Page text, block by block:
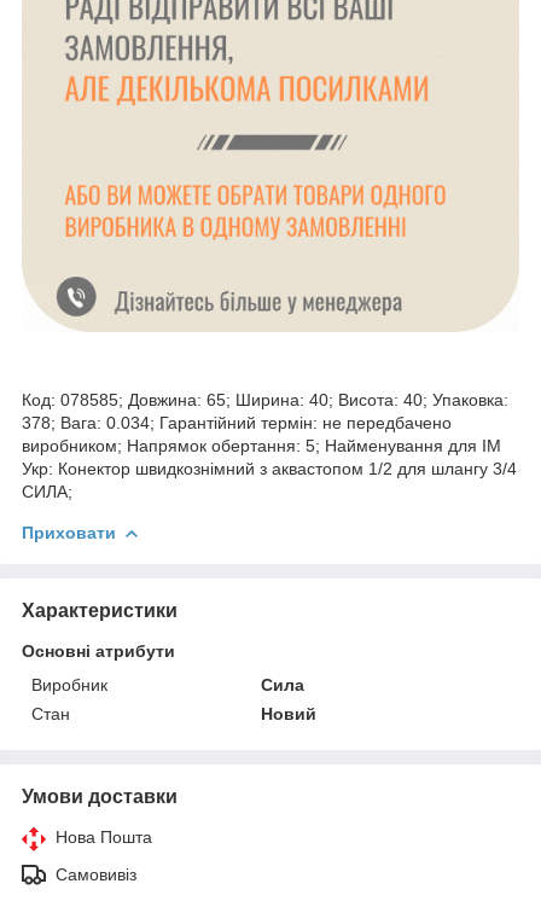
Код: 078585; Довжина: 65; Ширина: 40; Висота: 40; Упаковка:
378; Вага: 0.034; Гарантійний термін: не передбачено
виробником; Напрямок обертання: 5; Найменування для ІМ
Укр: Конектор швидкознімний з аквастопом 1/2 для шлангу 3/4
СИЛА;
Приховати
Характеристики
Основні атрибути
Виробник
Сила
Стан
Новий
Умови доставки
Нова Пошта
Самовивіз